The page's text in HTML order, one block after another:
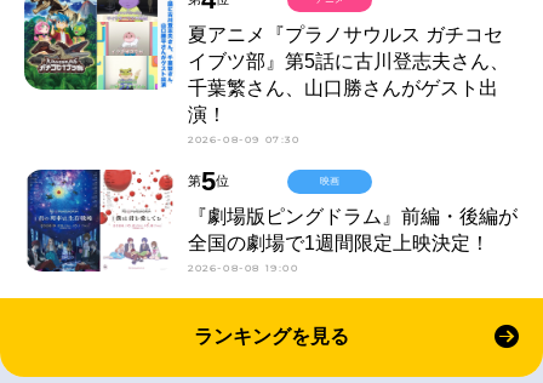
夏アニメ『プラノサウルス ガチコセ
イブツ部』第5話に古川登志夫さん、
千葉繁さん、山口勝さんがゲスト出
演！
2026-08-09 07:30
第5位
『劇場版ピングドラム』前編・後編が
全国の劇場で1週間限定上映決定！
2026-08-08 19:00
映画
ランキングを見る